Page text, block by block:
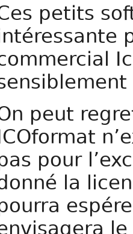
petits
peut
pour
la